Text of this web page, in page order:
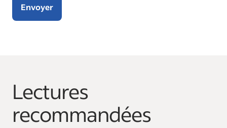
Envoyer
This is a carousel with 6 slides. Use arrow keys to
Lectures
recommandées